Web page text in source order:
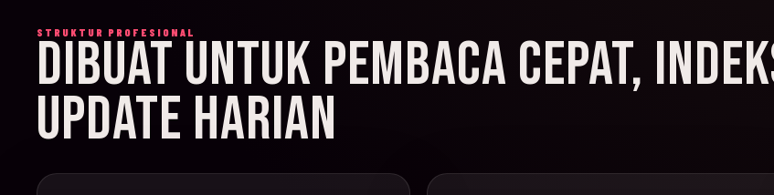
STRUKTUR PROFESIONAL
DIBUAT UNTUK PEMBACA CEPAT,
UPDATE HARIAN